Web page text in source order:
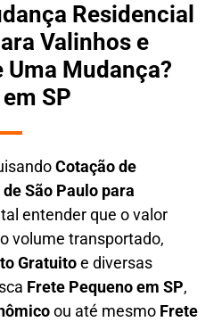
Residencial
Valinhos e
Uma Mudança?
SP
Cotação de
de São Paulo para
entender que o valor
volume transportado,
Gratuitoe diversas
Frete Pequeno em SP,
ou até mesmo Frete